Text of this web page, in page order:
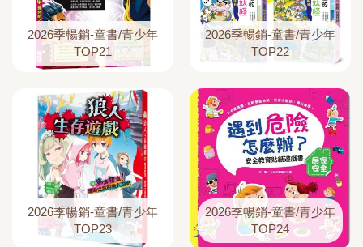
2026季暢銷-童書/青少年
TOP21
2026季暢銷-童書/青少年
TOP22
2026季暢銷-童書/青少年
TOP23
2026季暢銷-童書/青少年
TOP24